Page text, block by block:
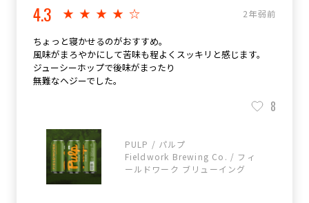
4.3 ★★★★☆ 2年弱前
ちょっと寝かせるのがおすすめ。
風味がまろやかにして苦味も程よくスッキリと感じます。
ジューシーホップで後味がまったり
無難なヘジーでした。
8
PULP / パルプ
Fieldwork Brewing Co. / フィ
ールドワーク ブリューイング